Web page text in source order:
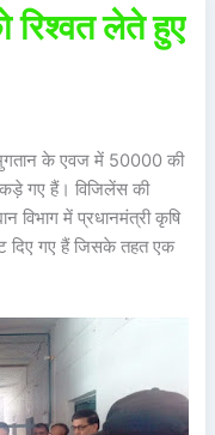
रिश्वत लेते हुए
भुगतान के एवज में 50000 की
गए हैं। विजिलेंस की
विभाग में प्रधानमंत्री कृषि
दिए गए हैं जिसके तहत एक